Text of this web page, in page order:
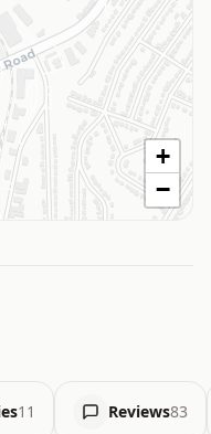
+
−
11 Reviews83